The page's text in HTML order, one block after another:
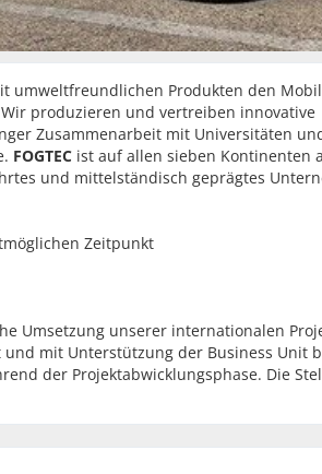
umweltfreundlichen Produkten den
produzieren und vertreiben innovative
Zusammenarbeit mit Universitäten
FOGTEC ist auf allen sieben Kontinenten
und mittelständisch geprägtes
Zeitpunkt
Umsetzung unserer internationalen
mit Unterstützung der Business Unit
der Projektabwicklungsphase. Die